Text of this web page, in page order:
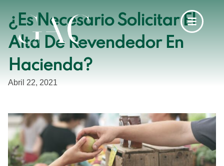
¿Es Necesario Solicitar El
Alta De Revendedor En
Hacienda?
Abril 22, 2021